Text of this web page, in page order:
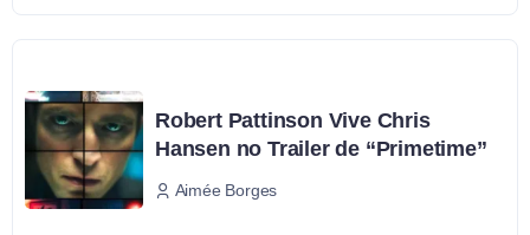
Robert Pattinson Vive Chris
Hansen no Trailer de “Primetime”
Aimée Borges